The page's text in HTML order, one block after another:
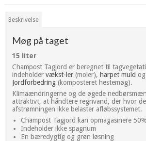
Beskrivelse
Møg på taget
15 liter
Champost Tagjord er beregnet til
indeholder vækst-ler (moler), harpet muld og
Jordforbedring (komposteret hestemøg).
Klimaændringerne og de øgede
attraktivt, at håndtere regnvand, der hvor
afstrømningen ikke belaster afløbssystemet.
Champost Tagjord kan opmagasinere
Indeholder ikke spagnum
En bæredygtig og grøn løsning